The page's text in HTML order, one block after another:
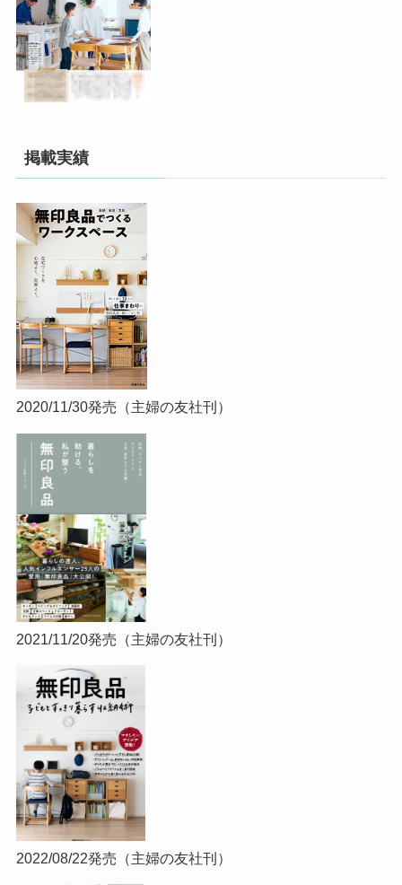
掲載実績
2020/11/30発売（主婦の友社刊）
2021/11/20発売（主婦の友社刊）
2022/08/22発売（主婦の友社刊）